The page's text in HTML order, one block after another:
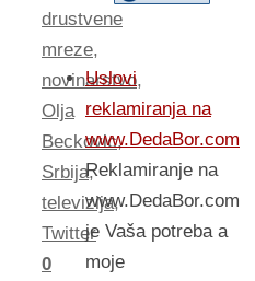
drustvene
mreze,
novinarstvo,
Olja
Beckovic,
Srbija,
televizija,
Twitter
0
Uslovi
reklamiranja na
www.DedaBor.com
Reklamiranje na
www.DedaBor.com
je Vaša potreba a
moje